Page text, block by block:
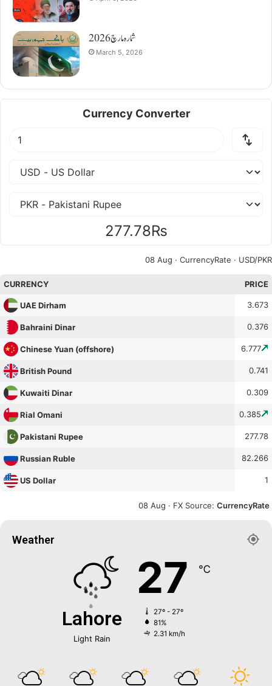
شمارہ مارچ 2026
March 5, 2026
Currency Converter
277.78₨
08 Aug · CurrencyRate · USD/PKR
CURRENCY PRICE
UAE Dirham 3.673
Bahraini Dinar 0.376
Chinese Yuan (offshore) 6.777
British Pound 0.741
Kuwaiti Dinar 0.309
Rial Omani 0.385
Pakistani Rupee 277.78
Russian Ruble 82.266
US Dollar 1
08 Aug · FX Source: CurrencyRate
Weather
Lahore
Light Rain
27 ℃
27º - 27º
81%
2.31 km/h